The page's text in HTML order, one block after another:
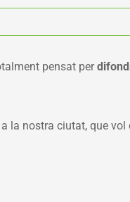
pensat per
la nostra ciutat, que